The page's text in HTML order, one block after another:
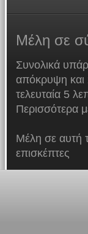
Μέλη σε
Συνολικά
απόκρυψη και
τελευταία 5
Περισσότερα
Μέλη σε αυτή
επισκέπτες